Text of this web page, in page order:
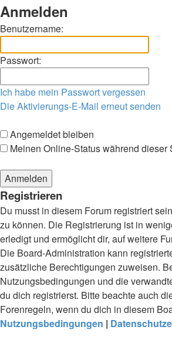
Anmelden
Benutzername:
Passwort:
Ich habe mein Passwort vergessen
Die Aktivierungs-E-Mail erneut senden
Angemeldet bleiben
Meinen Online-Status während dieser
Registrieren
Du musst in diesem Forum registriert
zu können. Die Registrierung ist in
erledigt und ermöglicht dir, auf weitere
Die Board-Administration kann
zusätzliche Berechtigungen zuweisen.
Nutzungsbedingungen und die
du dich registrierst. Bitte beachte auch
Forenregeln, wenn du dich in diesem
Nutzungsbedingungen |